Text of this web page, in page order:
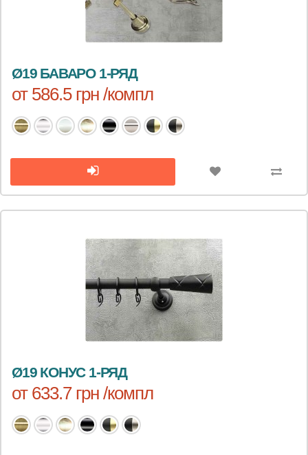
Ø19 БАВАРО 1-РЯД
от 586.5 грн /компл
Ø19 КОНУС 1-РЯД
от 633.7 грн /компл